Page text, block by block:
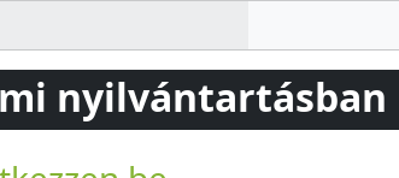
nyilvántartásban